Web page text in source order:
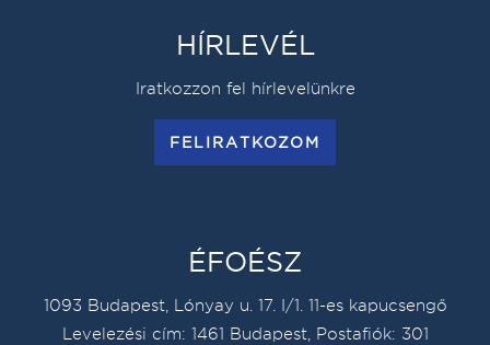
HÍRLEVÉL
Iratkozzon fel hírlevelünkre
FELIRATKOZOM
ÉFOÉSZ
1093 Budapest, Lónyay u. 17. I/1. 11-es kapucsengő
Levelezési cím: 1461 Budapest, Postafiók: 301